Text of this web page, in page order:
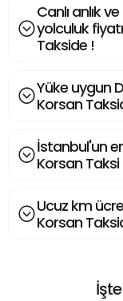
Canlı anlık
yolculuk
Takside !
Yüke uygun
Korsan
İstanbul'un
Korsan Taksi
Ucuz km
Korsan